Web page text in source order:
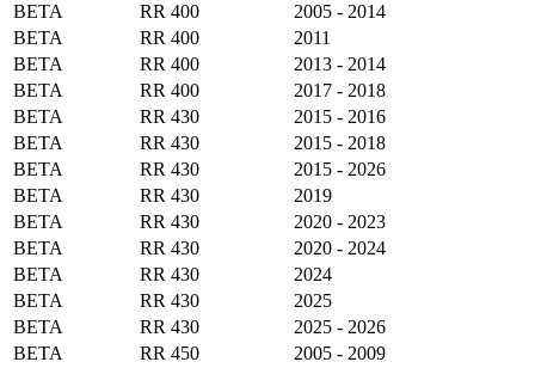
BETA
RR 400
2005 - 2014
BETA
RR 400
2011
BETA
RR 400
2013 - 2014
BETA
RR 400
2017 - 2018
BETA
RR 430
2015 - 2016
BETA
RR 430
2015 - 2018
BETA
RR 430
2015 - 2026
BETA
RR 430
2019
BETA
RR 430
2020 - 2023
BETA
RR 430
2020 - 2024
BETA
RR 430
2024
BETA
RR 430
2025
BETA
RR 430
2025 - 2026
BETA
RR 450
2005 - 2009